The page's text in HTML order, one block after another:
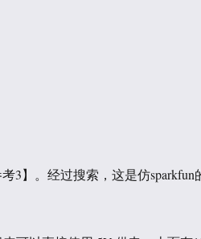
3】。经过搜索，这是仿sparkfun